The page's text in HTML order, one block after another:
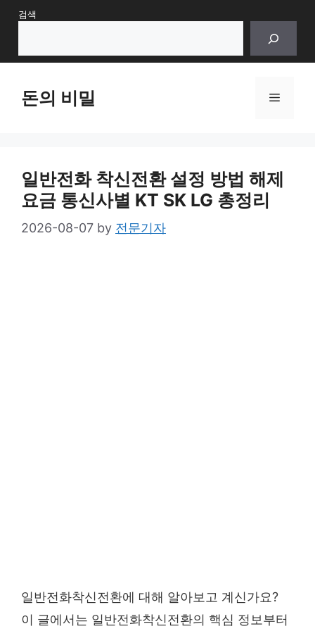
Skip검색
돈의 비밀 Menu
일반전화 착신전환 설정 방법 해제
요금 통신사별 KT SK LG 총정리
2026-08-07 by 전문기자
일반전화착신전환에 대해 알아보고 계신가요?
이 글에서는 일반전화착신전환의 핵심 정보부터